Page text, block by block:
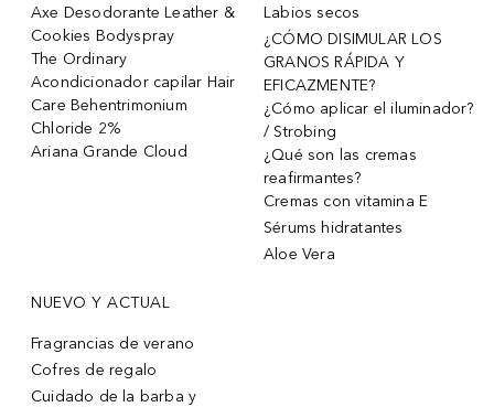
Axe Desodorante Leather &
Cookies Bodyspray
The Ordinary
Acondicionador capilar Hair
Care Behentrimonium
Chloride 2%
Ariana Grande Cloud
Labios secos
¿CÓMO DISIMULAR LOS
GRANOS RÁPIDA Y
EFICAZMENTE?
¿Cómo aplicar el iluminador?
/ Strobing
¿Qué son las cremas
reafirmantes?
Cremas con vitamina E
Sérums hidratantes
Aloe Vera
NUEVO Y ACTUAL
Fragrancias de verano
Cofres de regalo
Cuidado de la barba y